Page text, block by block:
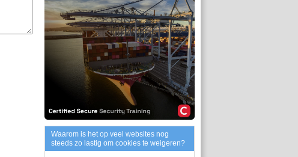
Waarom is het op veel websites nog
steeds zo lastig om cookies te weigeren?